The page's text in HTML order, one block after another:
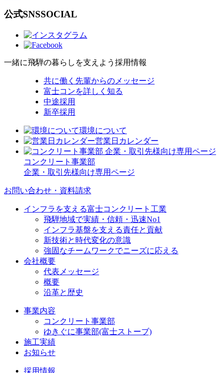
公式SNSSOCIAL
一緒に飛騨の暮らしを支えよう 採用情報
共に働く先輩からのメッセージ
富士コンを詳しく知る
中途採用
新卒採用
環境について
営業日カレンダー
コンクリート事業部
企業・取引先様向け専用ページ
お問い合わせ・資料請求
インフラを支える富士コンクリート工業
飛騨地域で実績・信頼・迅速No1
インフラ基盤を支える責任と貢献
新技術と時代変化の意識
強固なチームワークでニーズに応える
会社概要
代表メッセージ
概要
沿革と歴史
事業内容
コンクリート事業部
ゆきぐに事業部(富士ストーブ)
施工実績
お知らせ
採用情報